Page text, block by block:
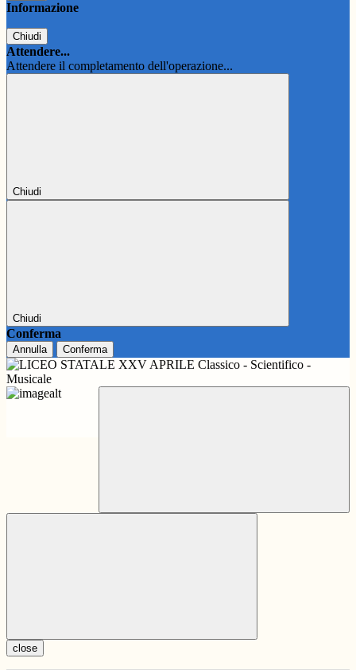
Informazione
Chiudi
Attendere...
Attendere il completamento dell'operazione...
Chiudi
Chiudi
Conferma
Annulla Conferma
close